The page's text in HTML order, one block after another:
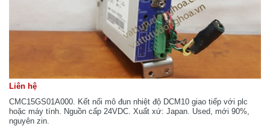
Liên hệ
CMC15GS01A000. Kết nối mô đun nhiệt độ DCM10 giao tiếp với plc
hoặc máy tính. Nguồn cấp 24VDC. Xuất xứ: Japan. Used, mới 90%,
nguyên zin.